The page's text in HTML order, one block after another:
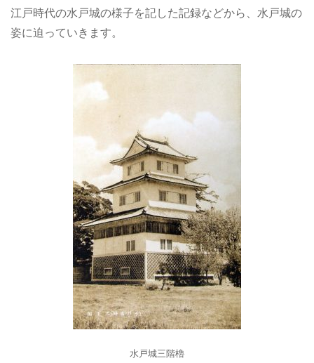
江戸時代の水戸城の様子を記した記録などから、水戸城の
姿に迫っていきます。
水戸城三階櫓